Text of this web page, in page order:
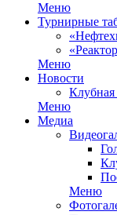
Меню
Турнирные
Меню
Новости
Меню
Медиа
Меню